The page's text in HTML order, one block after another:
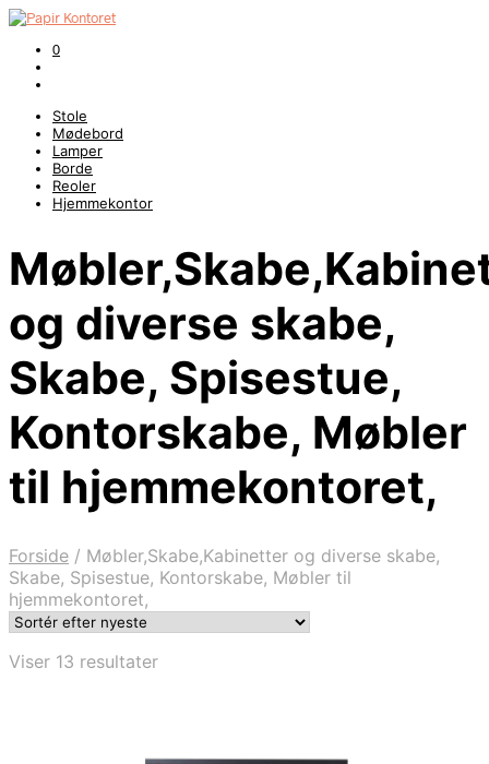
0
Stole
Mødebord
Lamper
Borde
Reoler
Hjemmekontor
og diverse skabe,
Skabe, Spisestue,
Kontorskabe, Møbler
til hjemmekontoret,
Forside / Møbler,Skabe,Kabinetter og diverse skabe,
Skabe, Spisestue, Kontorskabe, Møbler til
hjemmekontoret,
Viser 13 resultaterSorteret